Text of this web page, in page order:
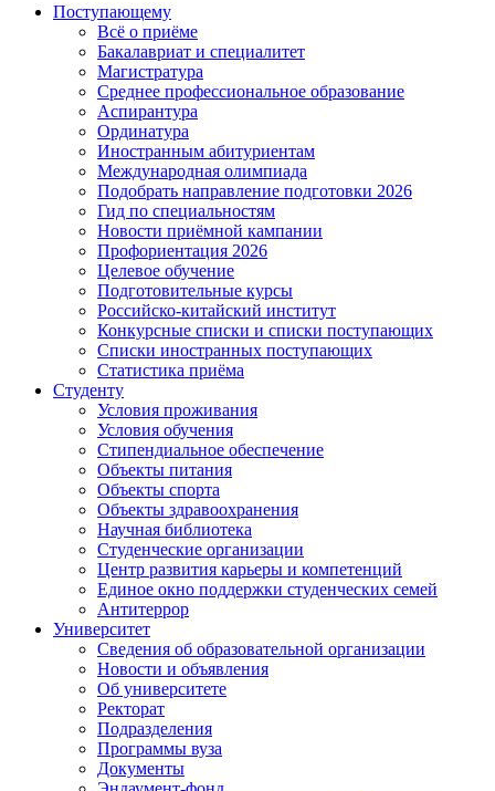
Поступающему
Всё о приёме
Бакалавриат и специалитет
Магистратура
Среднее профессиональное образование
Аспирантура
Ординатура
Иностранным абитуриентам
Международная олимпиада
Подобрать направление подготовки 2026
Гид по специальностям
Новости приёмной кампании
Профориентация 2026
Целевое обучение
Подготовительные курсы
Российско-китайский институт
Конкурсные списки и списки поступающих
Списки иностранных поступающих
Статистика приёма
Студенту
Условия проживания
Условия обучения
Стипендиальное обеспечение
Объекты питания
Объекты спорта
Объекты здравоохранения
Научная библиотека
Студенческие организации
Центр развития карьеры и компетенций
Единое окно поддержки студенческих семей
Антитеррор
Университет
Сведения об образовательной организации
Новости и объявления
Об университете
Ректорат
Подразделения
Программы вуза
Документы